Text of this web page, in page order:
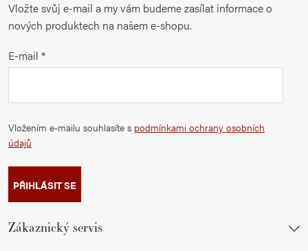
Vložte svůj e-mail a my vám budeme zasílat informace o
nových produktech na našem e-shopu.
E-mail
Vložením e-mailu souhlasíte s podmínkami ochrany osobních
údajů
PŘIHLÁSIT SE
Zákaznický servis